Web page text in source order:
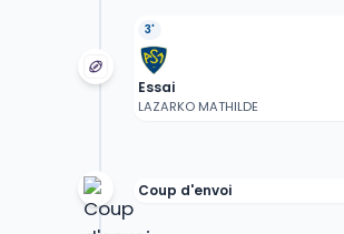
3'
Essai
LAZARKO MATHILDE
Coup d'envoi